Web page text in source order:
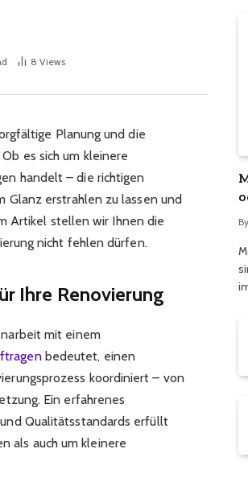
8 Views
Planung und die
es sich um kleinere
handelt – die richtigen
Glanz erstrahlen zu lassen und
Artikel stellen wir Ihnen die
nicht fehlen dürfen.
Ihre Renovierung
mit einem
bedeutet, einen
koordiniert – von
Ein erfahrenes
Qualitätsstandards erfüllt
als auch um kleinere
By